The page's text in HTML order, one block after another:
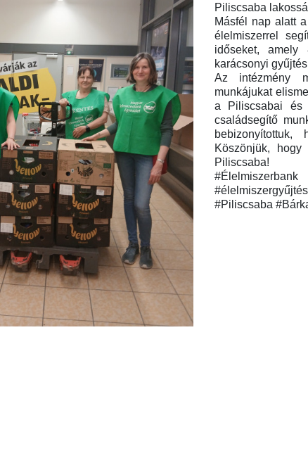
Piliscsaba
Másfél nap alatt
élelmiszerrel
időseket,
karácsonyi
Az intézmény
munkájukat
a Piliscsabai és
családsegítő
Köszönjük,
Piliscsaba!
#élelmiszergyűjtés
#Piliscsaba